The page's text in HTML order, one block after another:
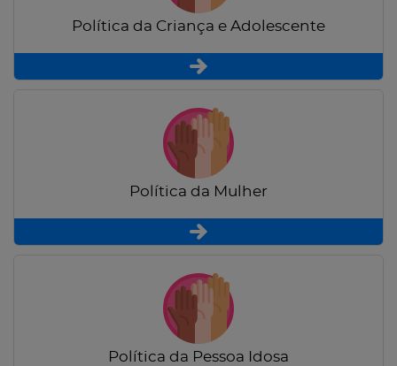
Política da Criança e Adolescente
Política da Mulher
Política da Pessoa Idosa